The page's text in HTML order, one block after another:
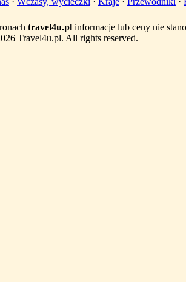
travel4u.pl informacje lub ceny nie
Travel4u.pl. All rights reserved.